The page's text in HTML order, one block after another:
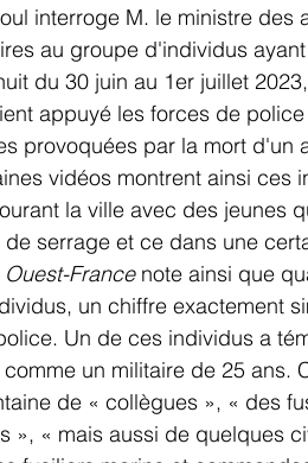
interroge M. le ministre
au groupe d'individus
du 30 juin au 1er juillet
appuyé les forces de
provoquées par la mort
vidéos montrent ainsi ces
la ville avec des jeunes
serrage et ce dans une
Ouest-France note ainsi que
un chiffre exactement
Un de ces individus a
un militaire de 25 ans.
de « collègues », « des
», « mais aussi de quelques